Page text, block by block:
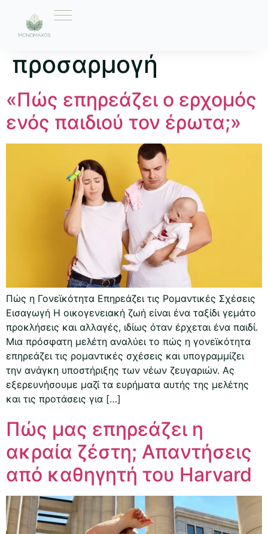
Ετικέτα:
προσαρμογή
«Πώς επηρεάζει ο ερχομός
ενός παιδιού τον έρωτα;»
Πώς η Γονεϊκότητα Επηρεάζει τις Ρομαντικές Σχέσεις
Εισαγωγή Η οικογενειακή ζωή είναι ένα ταξίδι γεμάτο
προκλήσεις και αλλαγές, ιδίως όταν έρχεται ένα παιδί.
Μια πρόσφατη μελέτη αναλύει το πώς η γονεϊκότητα
επηρεάζει τις ρομαντικές σχέσεις και υπογραμμίζει
την ανάγκη υποστήριξης των νέων ζευγαριών. Ας
εξερευνήσουμε μαζί τα ευρήματα αυτής της μελέτης
και τις προτάσεις για […]
Πώς μας επηρεάζει η
ακραία ζέστη; Απαντήσεις
από καθηγητή του Harvard